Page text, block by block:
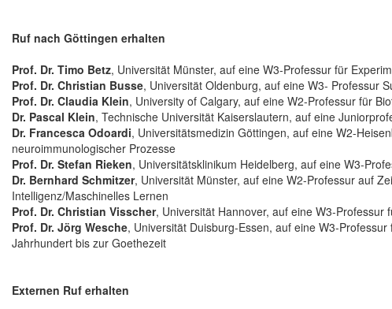
Ruf nach Göttingen erhalten
Prof. Dr. Timo Betz, Universität Münster, auf eine W3-Professur für
Prof. Dr. Christian Busse, Universität Oldenburg, auf eine W3- Professur
Prof. Dr. Claudia Klein, University of Calgary, auf eine W2-Professur für
Dr. Pascal Klein, Technische Universität Kaiserslautern, auf eine
Dr. Francesca Odoardi, Universitätsmedizin Göttingen, auf eine W2-
neuroimmunologischer Prozesse
Prof. Dr. Stefan Rieken, Universitätsklinikum Heidelberg, auf eine W3-
Dr. Bernhard Schmitzer, Universität Münster, auf eine W2-Professur auf
Intelligenz/Maschinelles Lernen
Prof. Dr. Christian Visscher, Universität Hannover, auf eine W3-Professur
Prof. Dr. Jörg Wesche, Universität Duisburg-Essen, auf eine W3-
Jahrhundert bis zur Goethezeit
Externen Ruf erhalten